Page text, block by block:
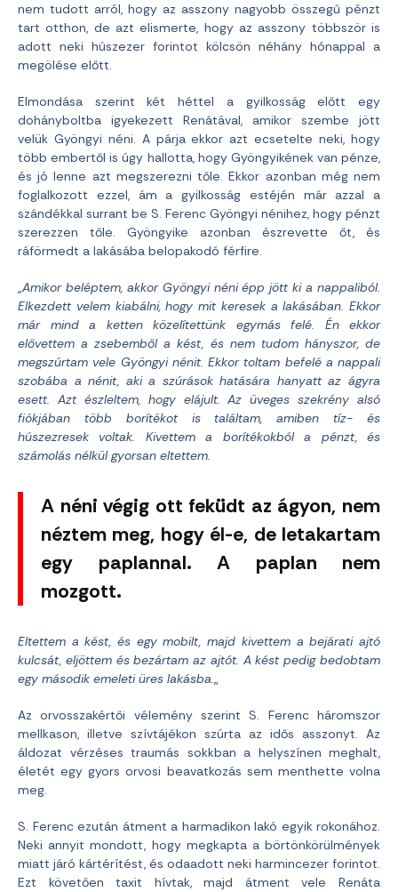
nem tudott arról, hogy az asszony nagyobb összegű pénzt
tart otthon, de azt elismerte, hogy az asszony többször is
adott neki húszezer forintot kölcsön néhány hónappal a
megölése előtt.
Elmondása szerint két héttel a gyilkosság előtt egy
dohányboltba igyekezett Renátával, amikor szembe jött
velük Gyöngyi néni. A párja ekkor azt ecsetelte neki, hogy
több embertől is úgy hallotta, hogy Gyöngyikének van pénze,
és jó lenne azt megszerezni tőle. Ekkor azonban még nem
foglalkozott ezzel, ám a gyilkosság estéjén már azzal a
szándékkal surrant be S. Ferenc Gyöngyi nénihez, hogy pénzt
szerezzen tőle. Gyöngyike azonban észrevette őt, és
ráförmedt a lakásába belopakodó férfire.
„Amikor beléptem, akkor Gyöngyi néni épp jött ki a nappaliból.
Elkezdett velem kiabálni, hogy mit keresek a lakásában. Ekkor
már mind a ketten közelítettünk egymás felé. Én ekkor
elővettem a zsebemből a kést, és nem tudom hányszor, de
megszúrtam vele Gyöngyi nénit. Ekkor toltam befelé a nappali
szobába a nénit, aki a szúrások hatására hanyatt az ágyra
esett. Azt észleltem, hogy elájult. Az üveges szekrény alsó
fiókjában több borítékot is találtam, amiben tíz- és
húszezresek voltak. Kivettem a borítékokból a pénzt, és
számolás nélkül gyorsan eltettem.
A néni végig ott feküdt az ágyon, nem
néztem meg, hogy él-e, de letakartam
egy paplannal. A paplan nem
mozgott.
Eltettem a kést, és egy mobilt, majd kivettem a bejárati ajtó
kulcsát, eljöttem és bezártam az ajtót. A kést pedig bedobtam
egy második emeleti üres lakásba.„
Az orvosszakértői vélemény szerint S. Ferenc háromszor
mellkason, illetve szívtájékon szúrta az idős asszonyt. Az
áldozat vérzéses traumás sokkban a helyszínen meghalt,
életét egy gyors orvosi beavatkozás sem menthette volna
meg.
S. Ferenc ezután átment a harmadikon lakó egyik rokonához.
Neki annyit mondott, hogy megkapta a börtönkörülmények
miatt járó kártérítést, és odaadott neki harmincezer forintot.
Ezt követően taxit hívtak, majd átment vele Renáta